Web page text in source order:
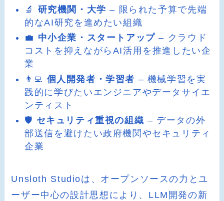
🔬 研究機関・大学 – 限られた予算で先端
的なAI研究を進めたい組織
💼 中小企業・スタートアップ – クラウド
コストを抑えながらAI活用を推進したい企
業
👨‍💻 個人開発者・学習者 – 機械学習を実
践的に学びたいエンジニアやデータサイエ
ンティスト
🛡️ セキュリティ重視の組織 – データの外
部送信を避けたい政府機関やセキュリティ
企業
Unsloth Studioは、オープンソースの力とユ
ーザー中心の設計思想により、LLM開発の新